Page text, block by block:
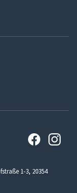
1-3, 20354